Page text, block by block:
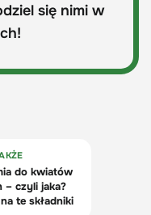
się nimi w